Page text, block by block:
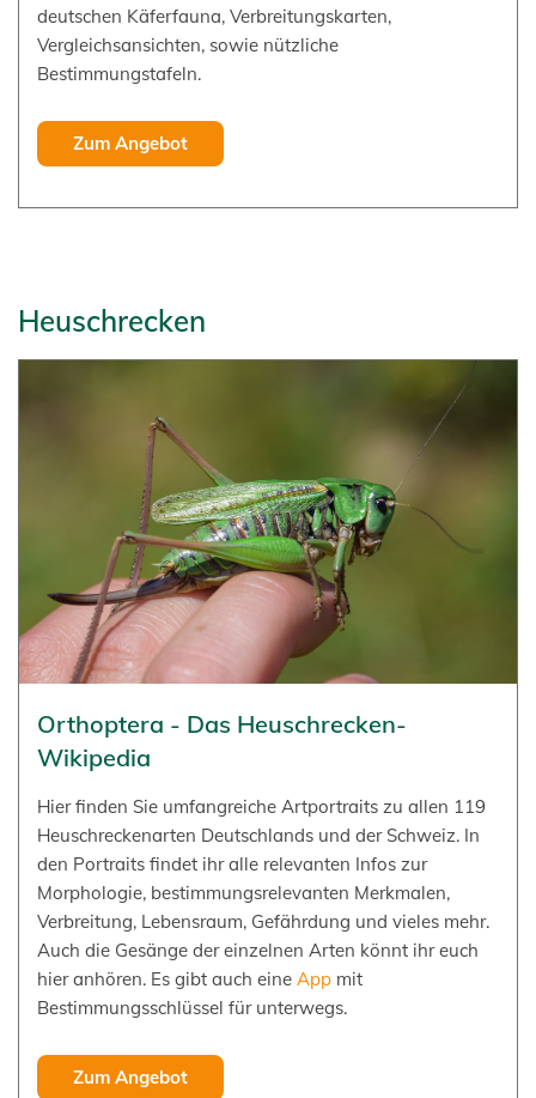
deutschen Käferfauna, Verbreitungskarten,
Vergleichsansichten, sowie nützliche
Bestimmungstafeln.
Zum Angebot
Heuschrecken
Orthoptera - Das Heuschrecken-
Wikipedia
Hier finden Sie umfangreiche Artportraits zu allen 119
Heuschreckenarten Deutschlands und der Schweiz. In
den Portraits findet ihr alle relevanten Infos zur
Morphologie, bestimmungsrelevanten Merkmalen,
Verbreitung, Lebensraum, Gefährdung und vieles mehr.
Auch die Gesänge der einzelnen Arten könnt ihr euch
hier anhören. Es gibt auch eine App mit
Bestimmungsschlüssel für unterwegs.
Zum Angebot